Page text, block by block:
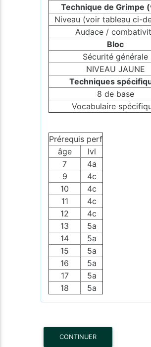
Technique de Grimpe
Niveau (voir tableau ci-
Audace /
Bloc
Sécurité générale
NIVEAU JAUNE
Techniques
8 de base
Vocabulaire
Prérequis perf
âge
lvl
7
4a
9
4c
10
4c
11
4c
12
4c
13
5a
14
5a
15
5a
16
5a
17
5a
18
5a
CONTINUER